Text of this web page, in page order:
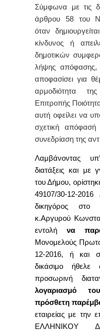
Σύμφωνα με τις
άρθρου 58 του
όταν
κίνδυνος ή
δημοτικών
λήψης
αποφασίσει για
αρμοδιότητα
Επιτροπής
αυτή οφείλει να
σχετική
συνεδρίαση της
Λαμβάνοντας
διατάξεις και
του Δήμου,
49107/30-12-
δικηγόρος στο
κ.Αργυρού
εντολή να
Μονομελούς
12-2016, ή και
δικάσιμο
προσωρινή
λογαριασμό
πρόσθετη
εταιρείας με την
ΕΛΛΗΝΙΚΟΥ